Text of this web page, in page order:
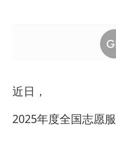
白
酒
近日，
2025年度全国志愿